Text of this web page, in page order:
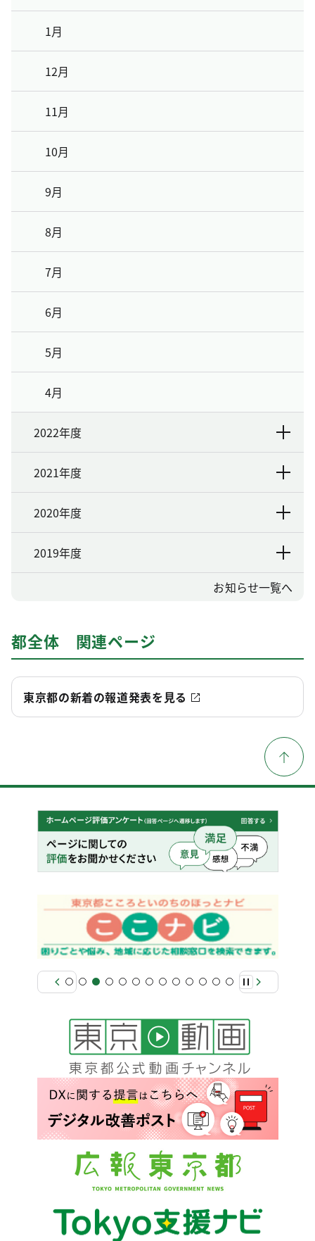
1月
12月
11月
10月
9月
8月
7月
6月
5月
4月
2022年度
2021年度
2020年度
2019年度
お知らせ一覧へ
都全体 関連ページ
東京都の新着の報道発表を見る